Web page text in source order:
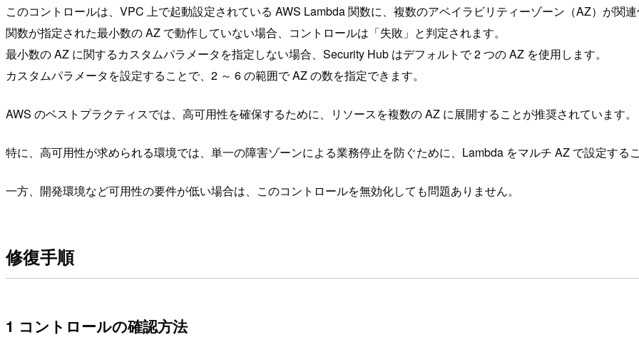
このコントロールは、VPC 上で起動設定されている AWS Lambda 関数に、複数のアベイラビリティーゾーン（AZ）が関連
関数が指定された最小数の AZ で動作していない場合、コントロールは「失敗」と判定されます。
最小数の AZ に関するカスタムパラメータを指定しない場合、Security Hub はデフォルトで 2 つの AZ を使用します。
カスタムパラメータを設定することで、2 ～ 6 の範囲で AZ の数を指定できます。
AWS のベストプラクティスでは、高可用性を確保するために、リソースを複数の AZ に展開することが推奨されています。
特に、高可用性が求められる環境では、単一の障害ゾーンによる業務停止を防ぐために、Lambda をマルチ AZ で設定する
一方、開発環境など可用性の要件が低い場合は、このコントロールを無効化しても問題ありません。
修復手順
1 コントロールの確認方法